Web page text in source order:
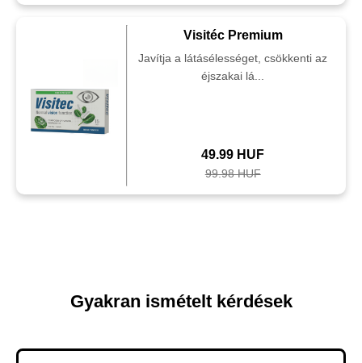
Visitéc Premium
Javítja a látásélességet, csökkenti az
éjszakai lá...
49.99 HUF
99.98 HUF
Gyakran ismételt kérdések